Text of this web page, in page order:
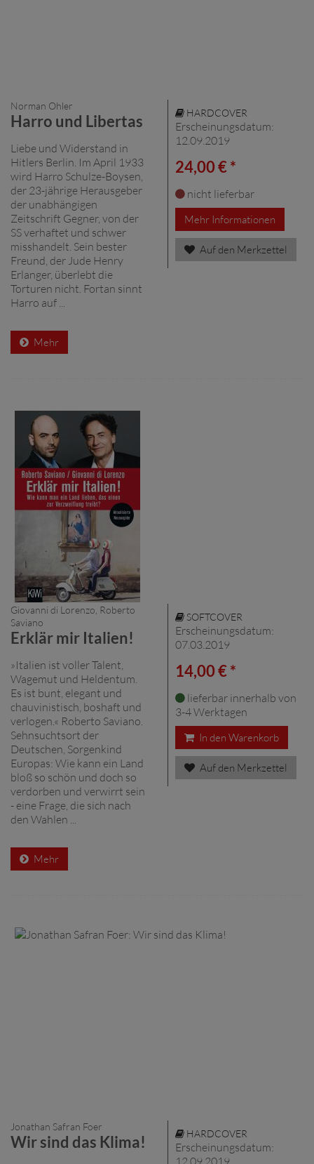
Norman Ohler
Harro und Libertas
Liebe und Widerstand in
Hitlers Berlin. Im April 1933
wird Harro Schulze-Boysen,
der 23-jährige Herausgeber
der unabhängigen
Zeitschrift Gegner, von der
SS verhaftet und schwer
misshandelt. Sein bester
Freund, der Jude Henry
Erlanger, überlebt die
Torturen nicht. Fortan sinnt
Harro auf ...
Mehr
HARDCOVER
Erscheinungsdatum:
12.09.2019
24,00 € *
nicht lieferbar
Mehr Informationen
Auf den Merkzettel
Giovanni di Lorenzo, Roberto
Saviano
Erklär mir Italien!
»Italien ist voller Talent,
Wagemut und Heldentum.
Es ist bunt, elegant und
chauvinistisch, boshaft und
verlogen.« Roberto Saviano.
Sehnsuchtsort der
Deutschen, Sorgenkind
Europas: Wie kann ein Land
bloß so schön und doch so
verdorben und verwirrt sein
- eine Frage, die sich nach
den Wahlen ...
Mehr
SOFTCOVER
Erscheinungsdatum:
07.03.2019
14,00 € *
lieferbar innerhalb von
3-4 Werktagen
In den Warenkorb
Auf den Merkzettel
Jonathan Safran Foer
Wir sind das Klima! HARDCOVER
Erscheinungsdatum:
12.09.2019